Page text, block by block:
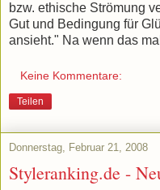
bzw. ethische Strömung
Gut und Bedingung für
ansieht." Na wenn das
Keine Kommentare:
Teilen
Donnerstag, Februar 21, 2008
Styleranking.de -